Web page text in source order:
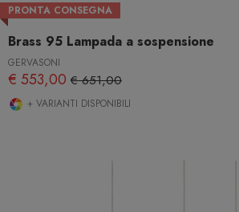
PRONTA CONSEGNA
Brass 95 Lampada a sospensione
GERVASONI
€ 553,00 € 651,00
+ VARIANTI DISPONIBILI